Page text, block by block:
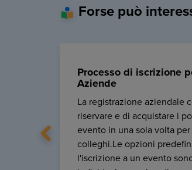
Forse può
Processo di iscrizione
Aziende
La registrazione aziendale
riservare e di acquistare i
evento in una sola volta
colleghi.Le opzioni
l'iscrizione a un evento